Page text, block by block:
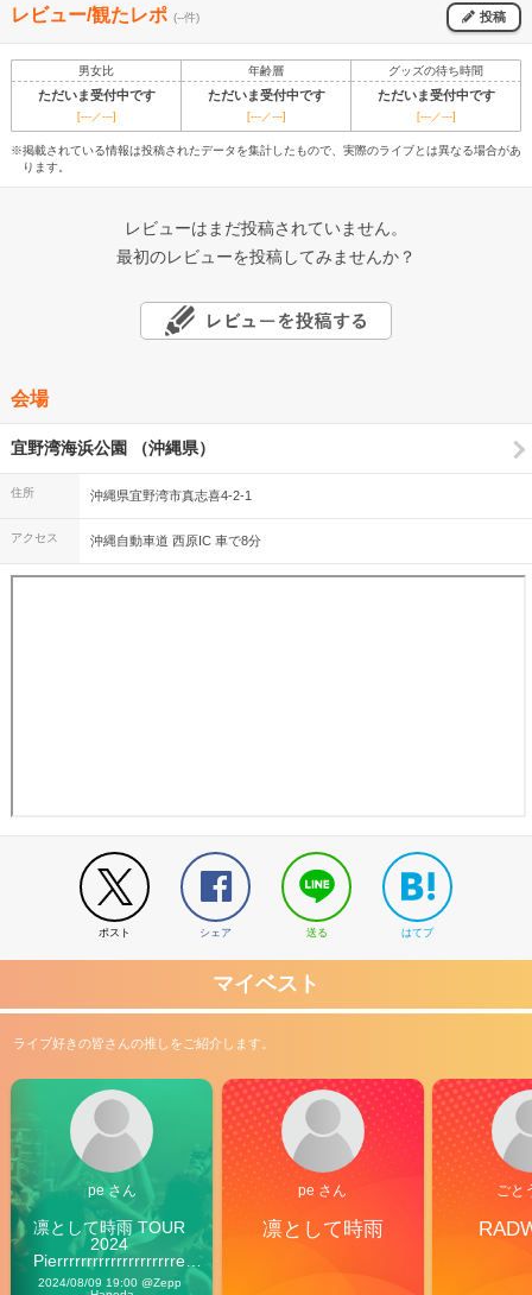
レビュー/観たレポ (--件) 投稿
男女比 年齢層 グッズの待ち時間
ただいま受付中です ただいま受付中です ただいま受付中です
[---／---] [---／---] [---／---]
※掲載されている情報は投稿されたデータを集計したもので、実際のライブとは異なる場合があ
ります。
レビューはまだ投稿されていません。
最初のレビューを投稿してみませんか？
会場
宜野湾海浜公園 （沖縄県）
住所 沖縄県宜野湾市真志喜4-2-1
アクセス 沖縄自動車道 西原IC 車で8分
ポスト シェア 送る はてブ
マイベスト
ライブ好きの皆さんの推しをご紹介します。
pe さん
凛として時雨 TOUR
2024
Pierrrrrrrrrrrrrrrrrrrre
Vibes
2024/08/09 19:00 @Zepp
pe さん
凛として時雨
ごと